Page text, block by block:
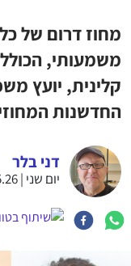
מחוז דרום של
משמעותי,
קלינית, יועץ
החדשנות
דני בלר
יום שני | 25.05.26 | 17:29